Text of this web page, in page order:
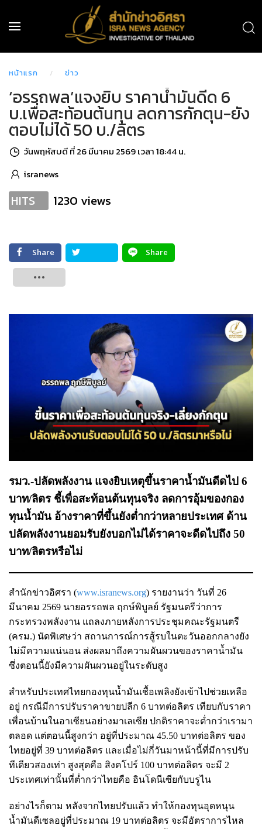
หน้าแรก ข่าว
‘อรรถพล’แจงยิบ ราคาน้ำมันดีด 6
บ.เพื่อสะท้อนต้นทุน ลดการกักตุน-ยัง
ตอบไม่ได้ 50 บ./ลิตร
วันพฤหัสบดี ที่ 26 มีนาคม 2569 เวลา 18:44 น.
isranews
HITS 1230 views
Share
Share
รมว.-ปลัดพลังงาน แจงยิบเหตุขึ้นราคาน้ำมันดีดไป 6
บาท/ลิตร ชี้เพื่อสะท้อนต้นทุนจริง ลดการอุ้มของกอง
ทุนน้ำมัน อ้างราคาที่ขึ้นยังต่ำกว่าหลายประเทศ ด้าน
ปลัดพลังงานยอมรับยังบอกไม่ได้ราคาจะดีดไปถึง 50
บาท/ลิตรหรือไม่
สำนักข่าวอิศรา (www.isranews.org) รายงานว่า วันที่ 26
มีนาคม 2569 นายอรรถพล ฤกษ์พิบูลย์ รัฐมนตรีว่าการ
กระทรวงพลังงาน แถลงภายหลังการประชุมคณะรัฐมนตรี
(ครม.) นัดพิเศษว่า สถานการณ์การสู้รบในตะวันออกกลางยัง
ไม่มีความแน่นอน ส่งผลมาถึงความผันผวนของราคาน้ำมัน
ซึ่งตอนนี้ยังมีความผันผวนอยู่ในระดับสูง
สำหรับประเทศไทยกองทุนน้ำมันเชื้อเพลิงยังเข้าไปช่วยเหลือ
อยู่ กรณีมีการปรับราคาขายปลีก 6 บาทต่อลิตร เทียบกับราคา
เพื่อนบ้านในอาเซียนอย่างมาเลเซีย ปกติราคาจะต่ำกว่าเรามา
ตลอด แต่ตอนนี้สูงกว่า อยู่ที่ประมาณ 45.50 บาทต่อลิตร ของ
ไทยอยู่ที่ 39 บาทต่อลิตร และเมื่อไม่กี่วันมาหน้านี้ที่มีการปรับ
ทีเดียวสองเท่า สูงสุดคือ สิงคโปร์ 100 บาทต่อลิตร จะมี 2
ประเทศเท่านั้นที่ต่ำกว่าไทยคือ อินโดนีเซียกับบรูไน
อย่างไรก็ตาม หลังจากไทยปรับแล้ว ทำให้กองทุนอุดหนุน
น้ำมันดีเซลอยู่ที่ประมาณ 19 บาทต่อลิตร จะมีอัตราการไหล